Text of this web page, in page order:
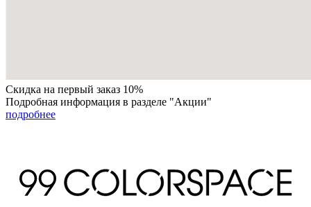
Скидка на первый заказ 10%
Подробная информация в разделе "Акции"
подробнее